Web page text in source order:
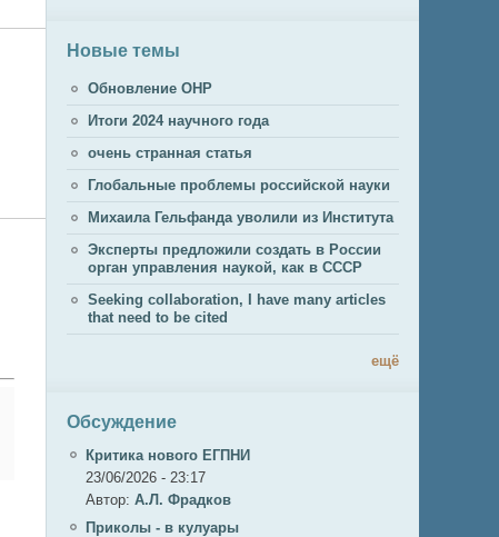
Новые темы
Обновление ОНР
Итоги 2024 научного года
очень странная статья
Глобальные проблемы российской науки
Михаила Гельфанда уволили из Института
Эксперты предложили создать в России
орган управления наукой, как в СССР
Seeking collaboration, I have many articles
that need to be cited
ещё
Обсуждение
Критика нового ЕГПНИ
23/06/2026 - 23:17
Автор: А.Л. Фрадков
Приколы - в кулуары